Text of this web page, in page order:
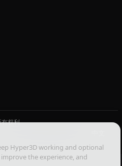
Hyper3D working and optional
the experience, and
权利